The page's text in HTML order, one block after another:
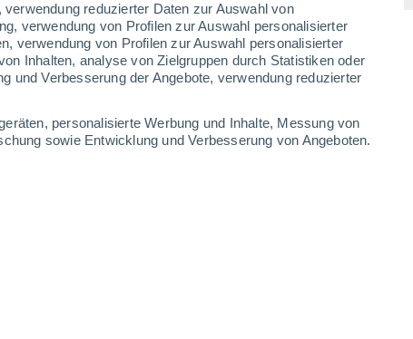
reduzierter Daten zur Auswahl von
verwendung von Profilen zur Auswahl personalisierter
verwendung von Profilen zur Auswahl personalisierter
Inhalten, analyse von Zielgruppen durch Statistiken oder
und Verbesserung der Angebote, verwendung reduzierter
personalisierte Werbung und Inhalte, Messung von
sowie Entwicklung und Verbesserung von Angeboten.